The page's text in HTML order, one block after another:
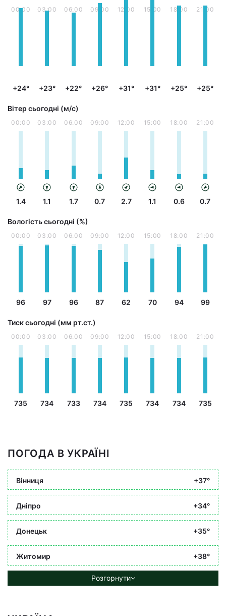
00:00
+24°
03:00
+23°
06:00
+22°
09:00
+26°
12:00
+31°
15:00
+31°
18:00
+25°
21:00
+25°
Вітер сьогодні (м/с)
00:00
1.4
03:00
1.1
06:00
1.7
09:00
0.7
12:00
2.7
15:00
1.1
18:00
0.6
21:00
0.7
Вологість сьогодні (%)
00:00
96
03:00
97
06:00
96
09:00
87
12:00
62
15:00
70
18:00
94
21:00
99
Тиск сьогодні (мм рт.ст.)
00:00
735
03:00
734
06:00
733
09:00
734
12:00
735
15:00
734
18:00
734
21:00
735
ПОГОДА В УКРАЇНІ
Вінниця +37°
Дніпро +34°
Донецьк +35°
Житомир +38°
Розгорнути